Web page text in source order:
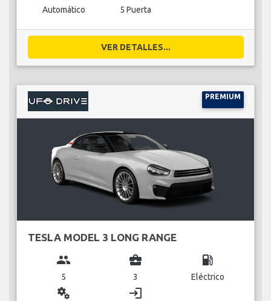
Automático 5 Puerta
VER DETALLES...
PREMIUM
TESLA MODEL 3 LONG RANGE
group
5
business_center
3
local_gas_station
Eléctrico
miscellaneous_services login